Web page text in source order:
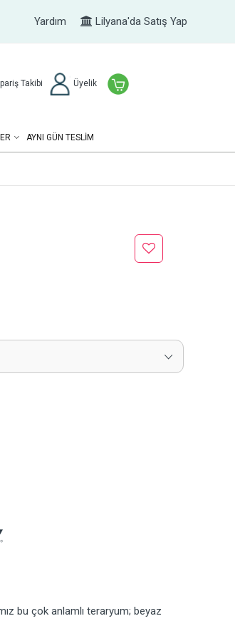
Yardım Lilyana'da Satış Yap
Takibi Üyelik
AYNI GÜN TESLİM
bu çok anlamlı teraryum; beyaz